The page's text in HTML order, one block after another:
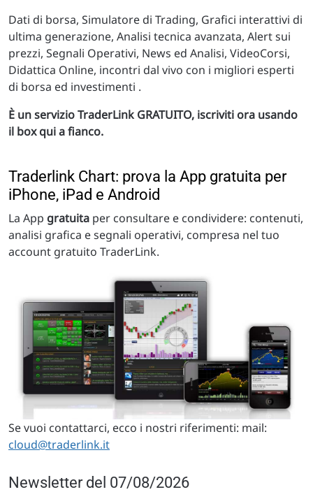
Dati di borsa, Simulatore di Trading, Grafici interattivi di
ultima generazione, Analisi tecnica avanzata, Alert sui
prezzi, Segnali Operativi, News ed Analisi, VideoCorsi,
Didattica Online, incontri dal vivo con i migliori esperti
di borsa ed investimenti .
È un servizio TraderLink GRATUITO, iscriviti ora usando
il box qui a fianco.
Traderlink Chart: prova la App gratuita per
iPhone, iPad e Android
La App gratuita per consultare e condividere: contenuti,
analisi grafica e segnali operativi, compresa nel tuo
account gratuito TraderLink.
Se vuoi contattarci, ecco i nostri riferimenti: mail:
cloud@traderlink.it
Newsletter del 07/08/2026